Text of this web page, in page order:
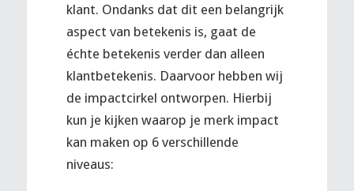
klant. Ondanks dat dit een belangrijk
aspect van betekenis is, gaat de
échte betekenis verder dan alleen
klantbetekenis. Daarvoor hebben wij
de impactcirkel ontworpen. Hierbij
kun je kijken waarop je merk impact
kan maken op 6 verschillende
niveaus: